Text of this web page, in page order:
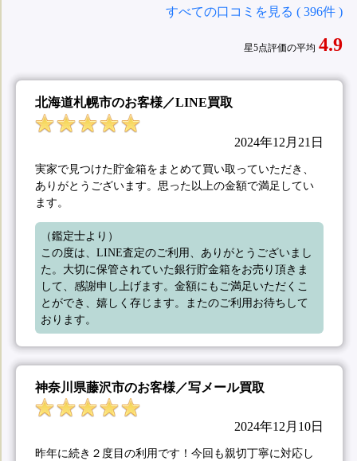
すべての口コミを見る ( 396件 )
星5点評価の平均 4.9
北海道札幌市のお客様／LINE買取
2024年12月21日
実家で見つけた貯金箱をまとめて買い取っていただき、
ありがとうございます。思った以上の金額で満足してい
ます。
（鑑定士より）
この度は、LINE査定のご利用、ありがとうございまし
た。大切に保管されていた銀行貯金箱をお売り頂きま
して、感謝申し上げます。金額にもご満足いただくこ
とができ、嬉しく存じます。またのご利用お待ちして
おります。
神奈川県藤沢市のお客様／写メール買取
2024年12月10日
昨年に続き２度目の利用です！今回も親切丁寧に対応し